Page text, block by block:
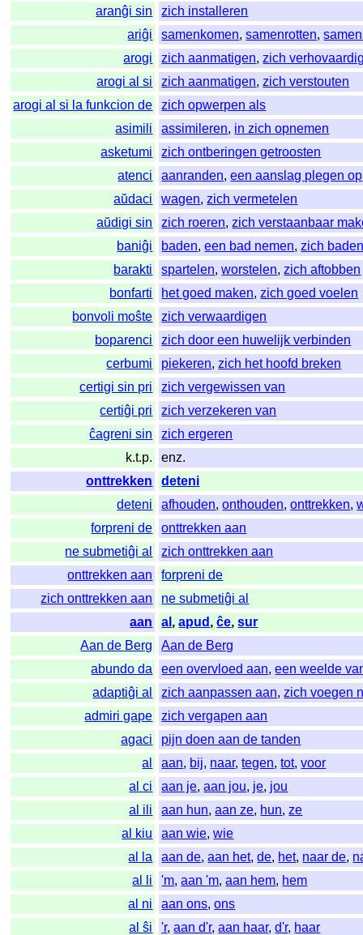
aranĝi sin
zich installeren
ariĝi
samenkomen,samenrotten,
arogi
zich aanmatigen,zich
arogi al si
zich aanmatigen,zich verstouten
arogi al si la funkcion de
zich opwerpen als
asimili
assimileren, in zich opnemen
asketumi
zich ontberingen getroosten
atenci
aanranden,een aanslag plegen op
aŭdaci
wagen,zich vermetelen
aŭdigi sin
zich roeren,zich verstaanbaar
baniĝi
baden,een bad nemen,zich
barakti
spartelen,worstelen,zich aftobben
bonfarti
het goed maken,zich goed voelen
bonvoli moŝte
zich verwaardigen
boparenci
zich door een huwelijk verbinden
cerbumi
piekeren,zich het hoofd breken
certigi sin pri
zich vergewissen van
certiĝi pri
zich verzekeren van
ĉagreni sin
zich ergeren
k.t.p.
enz.
onttrekken
deteni
deteni
afhouden,onthouden,onttrekken,
forpreni de
onttrekken aan
ne submetiĝi al
zich onttrekken aan
onttrekken aan
forpreni de
zich onttrekken aan
ne submetiĝi al
aan
al ,apud ,ĉe,sur
Aan de Berg
Aan de Berg
abundo da
een overvloed aan,een weelde
adaptiĝi al
zich aanpassen aan,zich voegen
admiri gape
zich vergapen aan
agaci
pijn doen aan de tanden
al
aan, bij, naar,tegen,tot,voor
al ci
aan je,aan jou, je, jou
al ili
aan hun,aan ze, hun,ze
al kiu
aan wie,wie
al la
aan de,aan het,de, het, naar de,
al li
'm,aan 'm,aan hem, hem
al ni
aan ons,ons
al ŝi
'r,aan d'r,aan haar,d'r, haar